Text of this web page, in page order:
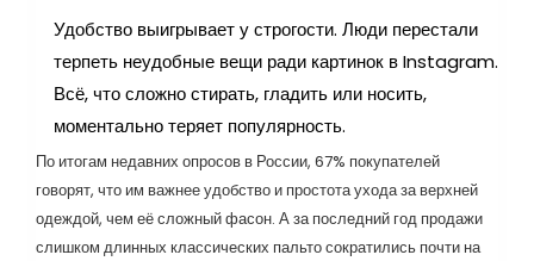
Удобство выигрывает у строгости. Люди перестали
терпеть неудобные вещи ради картинок в Instagram.
Всё, что сложно стирать, гладить или носить,
моментально теряет популярность.
По итогам недавних опросов в России, 67% покупателей
говорят, что им важнее удобство и простота ухода за верхней
одеждой, чем её сложный фасон. А за последний год продажи
слишком длинных классических пальто сократились почти на